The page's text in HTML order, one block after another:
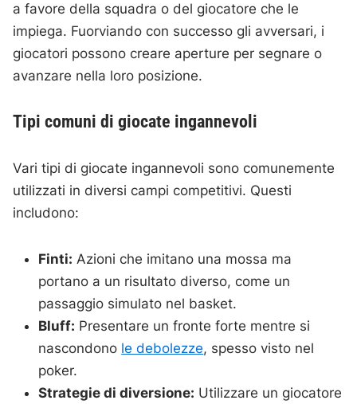
a favore della squadra o del giocatore che le
impiega. Fuorviando con successo gli avversari, i
giocatori possono creare aperture per segnare o
avanzare nella loro posizione.
Tipi comuni di giocate ingannevoli
Vari tipi di giocate ingannevoli sono comunemente
utilizzati in diversi campi competitivi. Questi
includono:
Finti: Azioni che imitano una mossa ma
portano a un risultato diverso, come un
passaggio simulato nel basket.
Bluff: Presentare un fronte forte mentre si
nascondono le debolezze, spesso visto nel
poker.
Strategie di diversione: Utilizzare un giocatore